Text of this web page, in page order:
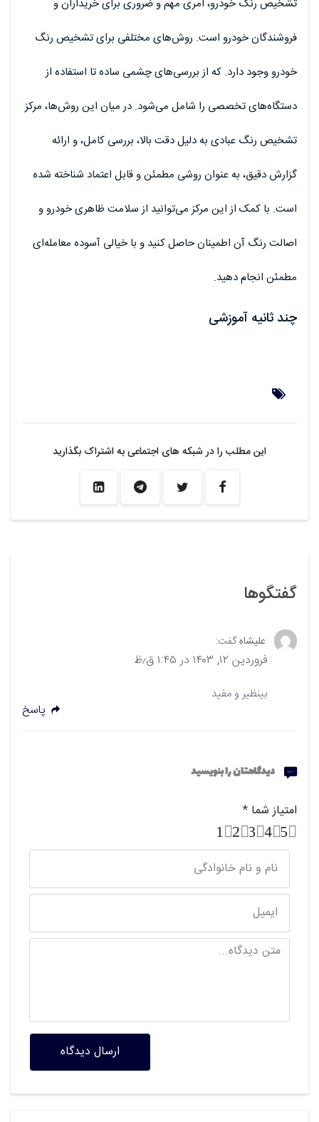
تشخیص رنگ خودرو، امری مهم و ضروری برای خریداران و
فروشندگان خودرو است. روش‌های مختلفی برای تشخیص رنگ
خودرو وجود دارد. که از بررسی‌های چشمی ساده تا استفاده از
دستگاه‌های تخصصی را شامل می‌شود. در میان این روش‌ها، مرکز
تشخیص رنگ عبادی به دلیل دقت بالا، بررسی کامل، و ارائه
گزارش دقیق، به عنوان روشی مطمئن و قابل اعتماد شناخته شده
است. با کمک از این مرکز می‌توانید از سلامت ظاهری خودرو و
اصالت رنگ آن اطمینان حاصل کنید و با خیالی آسوده معامله‌ای
مطمئن انجام دهید.
چند ثانیه آموزشی
این مطلب را در شبکه های اجتماعی به اشتراک بگذارید
گفتگوها
علیشاهگفت:
فروردین ۱۲, ۱۴۰۳ در ۱:۴۵ ق٫ظ
بینظیر و مفید
پاسخ
دیدگاهتان را بنویسید
امتیاز شما *
5
4
3
2
1
ارسال دیدگاه